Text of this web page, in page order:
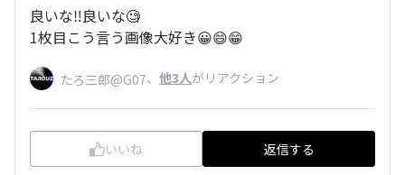
良いな‼️良いな🧐
1枚目こう言う画像大好き😀😄😁
たろ三郎@G07、 他3人がリアクション
いいね 返信する